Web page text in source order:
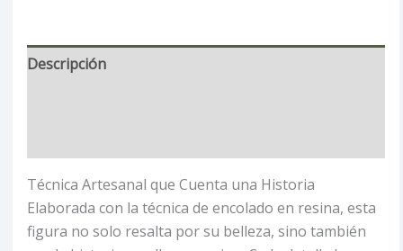
Descripción
Técnica Artesanal que Cuenta una Historia
Elaborada con la técnica de encolado en resina, esta
figura no solo resalta por su belleza, sino también